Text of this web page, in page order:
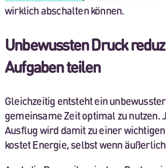
wirklich abschalten können.
Unbewussten Druck
Aufgaben teilen
Gleichzeitig entsteht ein
gemeinsame Zeit optimal zu nutzen.
Ausflug wird damit zu einer
kostet Energie, selbst wenn